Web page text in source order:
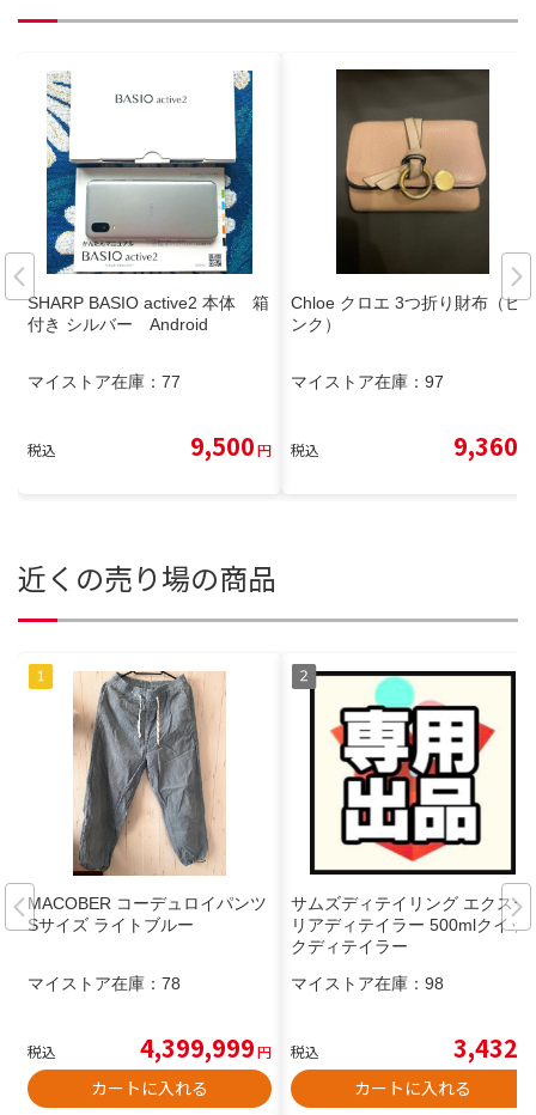
SHARP BASIO active2 本体 箱
付き シルバー Android
マイストア在庫： 77
税込 9,500円
Chloe クロエ 3つ折り財布（ピ
ンク）
マイストア在庫： 97
税込 9,360
近くの売り場の商品
MACOBER コーデュロイパンツ
Sサイズ ライトブルー
マイストア在庫： 78
税込 4,399,999円
カートに入れる
サムズディテイリング エクステ
リアディテイラー 500mlクイッ
クディテイラー
マイストア在庫： 98
税込 3,432
カートに入れる